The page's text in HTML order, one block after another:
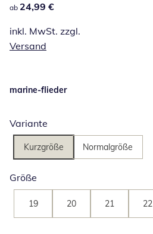
24,99 €
ab 24,99 €
inkl. MwSt. zzgl.
Versand
marine-flieder
Variante
Kurzgröße Normalgröße
Größe
19 20 21 22